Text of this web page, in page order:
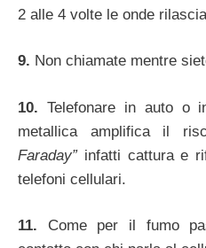
2 alle 4 volte le onde
9. Non chiamate mentre
10. Telefonare in auto o
metallica amplifica il
Faraday”infatti cattura e
telefoni cellulari.
11. Come per il fumo